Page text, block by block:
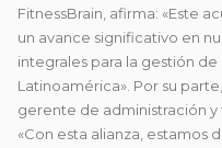
FitnessBrain, afirma: «Este
un avance significativo en
integrales para la gestión de
Latinoamérica». Por su parte,
gerente de administración y
«Con esta alianza, estamos